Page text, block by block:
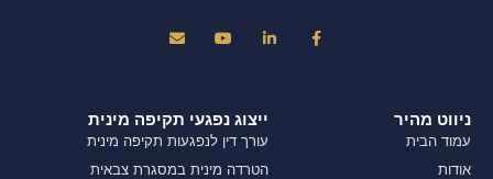
ניווט מהיר
עמוד הבית
אודות
ייצוג נפגעי תקיפה מינית
עורך דין לנפגעות תקיפה מינית
הטרדה מינית במסגרת צבאית